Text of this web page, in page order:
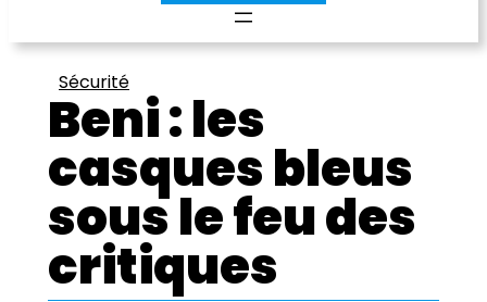
Sécurité
Beni : les
casques bleus
sous le feu des
critiques